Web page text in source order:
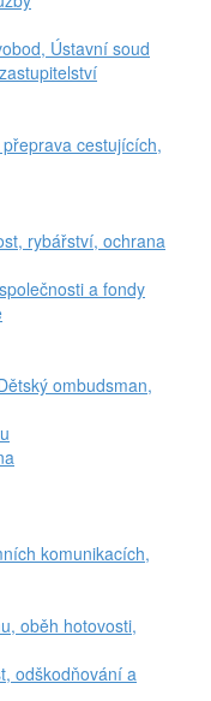
Ústavní soud
cestujících,
rybářství, ochrana
a fondy
ombudsman,
komunikacích,
oběh hotovosti,
odškodňování a